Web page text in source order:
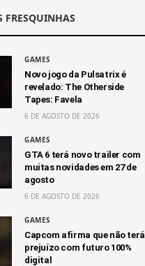
FRESQUINHAS
GAMES
Novo jogo da Pulsatrix é
revelado: The Otherside
Tapes: Favela
6 DE AGOSTO DE 2026
GAMES
GTA 6 terá novo trailer com
muitas novidades em 27 de
agosto
6 DE AGOSTO DE 2026
GAMES
Capcom afirma que não terá
prejuízo com futuro 100%
digital